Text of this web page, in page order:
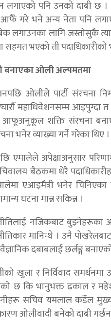
लगाएको पनि उनको दाबी
गरे भने अन्य नेता पनि
ब्रेक लगाउनका लागि
सहमत भएको ती पदाधिकारीको
बनाएका ओली अल्पमतमा
ओलीले पार्टी संरचना
महाधिवेशनसम्म
शक्ति संरचना
भनेर व्याख्या गर्ने गरेका थिए ।
एमालेले अपेक्षाअनुसार
बैठकमा धेरै
एआइमैत्री भनेर
घटना मान्न सकिन्न ।
नजिकबाट
मानिन्थे । उनै
दबाबलाई छर्लङ्ग
खुला र निर्विवाद
छ कि भानुभक्त ढकाल र
सचिव यमलाल कडेँल
ओलीवादी बनेको दाबी